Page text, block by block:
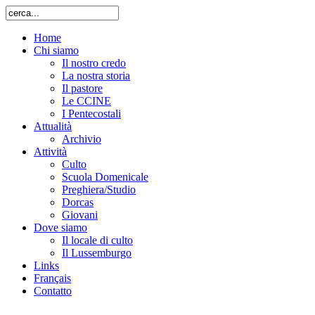
Home
Chi siamo
Il nostro credo
La nostra storia
Il pastore
Le CCINE
I Pentecostali
Attualità
Archivio
Attività
Culto
Scuola Domenicale
Preghiera/Studio
Dorcas
Giovani
Dove siamo
Il locale di culto
Il Lussemburgo
Links
Français
Contatto